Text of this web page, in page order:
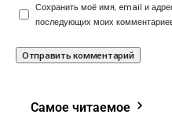
Сохранить моё имя, email и
последующих моих
Самое читаемое